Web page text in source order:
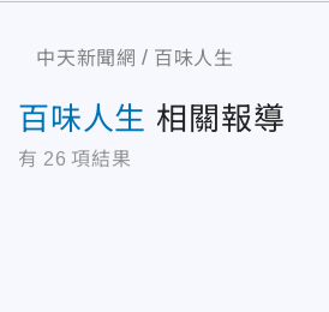
中天新聞網 百味人生
百味人生 相關報導
有 26 項結果